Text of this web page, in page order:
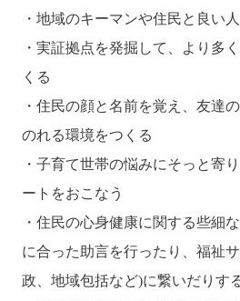
・地域のキーマンや住民と良い
・実証拠点を発掘して、より多
くる
・住民の顔と名前を覚え、友達
のれる環境をつくる
・子育て世帯の悩みにそっと寄
ートをおこなう
・住民の心身健康に関する些細
に合った助言を行ったり、福祉
政、地域包括など)に繋いだりす